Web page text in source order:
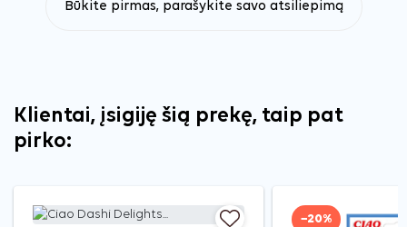
Būkite pirmas, parašykite savo atsiliepimą
Klientai, įsigiję šią prekę, taip pat
pirko:
−20%